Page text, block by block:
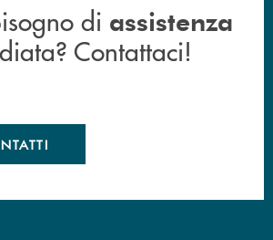
di assistenza
Contattaci!